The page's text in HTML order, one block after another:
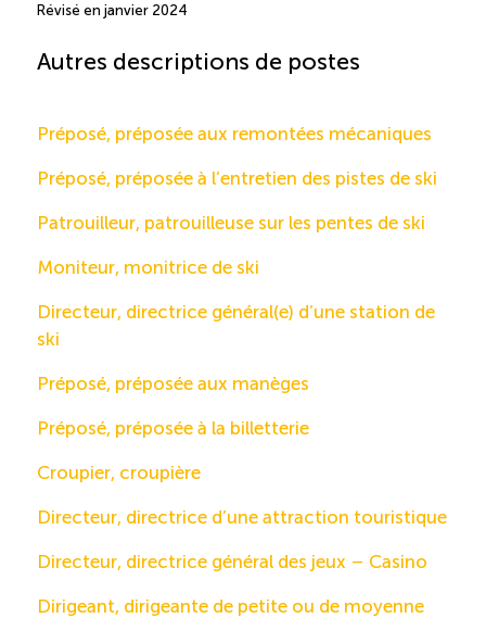
Révisé en janvier 2024
Autres descriptions de postes
Préposé, préposée aux remontées mécaniques
Préposé, préposée à l’entretien des pistes de ski
Patrouilleur, patrouilleuse sur les pentes de ski
Moniteur, monitrice de ski
Directeur, directrice général(e) d’une station de
ski
Préposé, préposée aux manèges
Préposé, préposée à la billetterie
Croupier, croupière
Directeur, directrice d’une attraction touristique
Directeur, directrice général des jeux – Casino
Dirigeant, dirigeante de petite ou de moyenne